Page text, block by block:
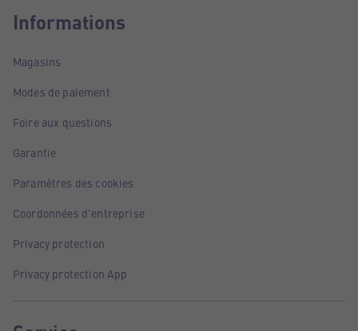
Informations
Magasins
Modes de paiement
Foire aux questions
Garantie
Paramètres des cookies
Coordonnées d'entreprise
Privacy protection
Privacy protection App